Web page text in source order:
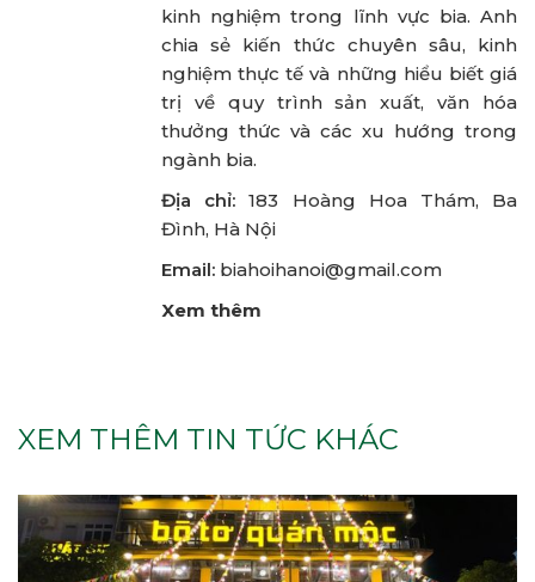
kinh nghiệm trong lĩnh vực bia. Anh
chia sẻ kiến thức chuyên sâu, kinh
nghiệm thực tế và những hiểu biết giá
trị về quy trình sản xuất, văn hóa
thưởng thức và các xu hướng trong
ngành bia.
Địa chỉ: 183 Hoàng Hoa Thám, Ba
Đình, Hà Nội
Email: biahoihanoi@gmail.com
Xem thêm
XEM THÊM TIN TỨC KHÁC